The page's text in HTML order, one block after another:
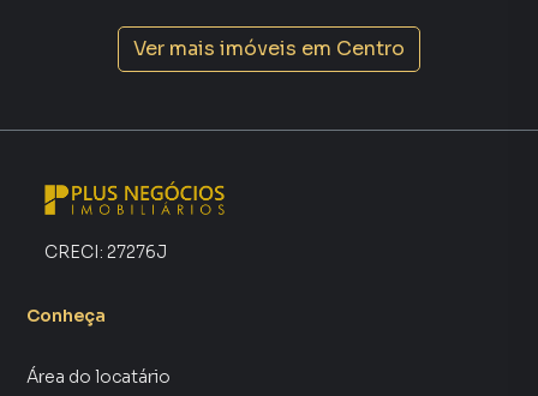
Ver mais imóveis em Centro
CRECI: 27276J
Conheça
Área do locatário